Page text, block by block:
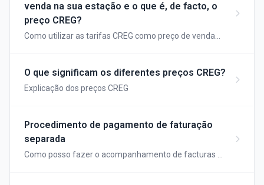
venda na sua estação e o que é, de facto, o
preço CREG?
Como utilizar as tarifas CREG como preço de venda
O que significam os diferentes preços CREG?
Explicação dos preços CREG
Procedimento de pagamento de faturação
separada
Como posso fazer o acompanhamento de facturas e